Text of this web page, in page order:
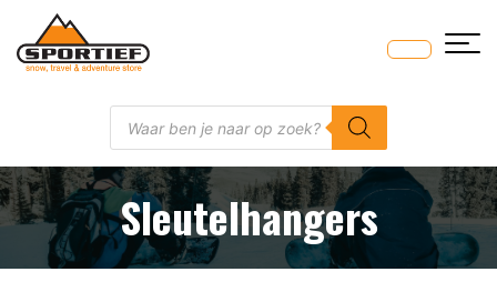
to
content
Producten
zoeken
Sleutelhangers